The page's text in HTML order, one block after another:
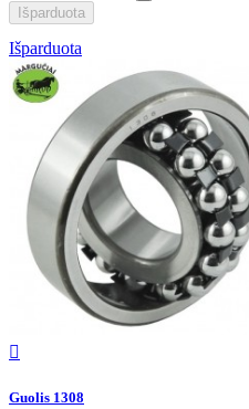
Išparduota
Išparduota

Guolis 1308